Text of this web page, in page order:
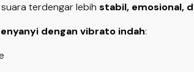
terdengar lebih stabil, emosional,
dengan vibrato indah: